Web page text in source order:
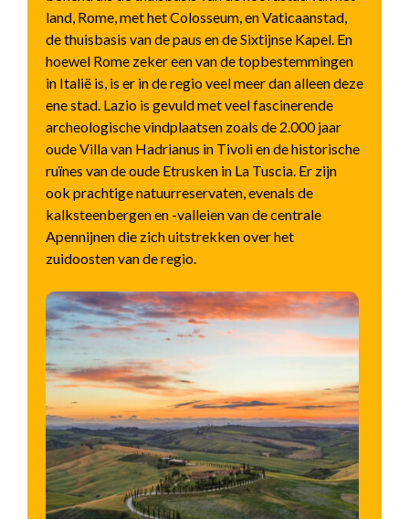
land, Rome, met het Colosseum, en Vaticaanstad,
de thuisbasis van de paus en de Sixtijnse Kapel. En
hoewel Rome zeker een van de topbestemmingen
in Italië is, is er in de regio veel meer dan alleen deze
ene stad. Lazio is gevuld met veel fascinerende
archeologische vindplaatsen zoals de 2.000 jaar
oude Villa van Hadrianus in Tivoli en de historische
ruïnes van de oude Etrusken in La Tuscia. Er zijn
ook prachtige natuurreservaten, evenals de
kalksteenbergen en -valleien van de centrale
Apennijnen die zich uitstrekken over het
zuidoosten van de regio.